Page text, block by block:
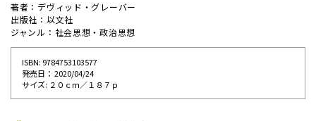
著者：デヴィッド・グレーバー
出版社：以文社
ジャンル：社会思想・政治思想
ISBN: 9784753103577
発売⽇： 2020/04/24
サイズ: ２０ｃｍ／１８７ｐ